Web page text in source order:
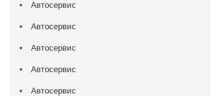
Автосервис
Автосервис
Автосервис
Автосервис
Автосервис